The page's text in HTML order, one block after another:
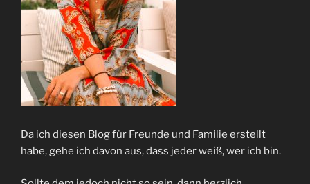
Da ich diesen Blog für Freunde und Familie erstellt
habe, gehe ich davon aus, dass jeder weiß, wer ich bin.